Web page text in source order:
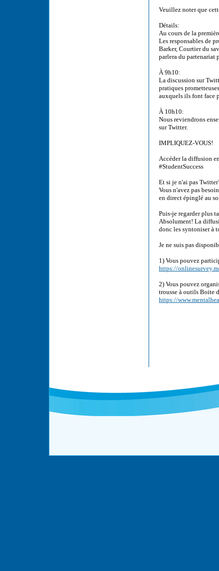
Veuillez noter que
Détails:
Au cours de la
Les responsables de
Barker, Courtier du
parlera du partenariat
À 9h10:
La discussion sur
pratiques
auxquels ils font face
À 10h10:
Nous reviendrons
sur Twitter.
IMPLIQUEZ-VOUS!
Accéder la diffusion
#StudentSuccess
Et si je n'ai pas
Vous n'avez pas
en direct épinglé au
Puis-je regarder plus
Absolument! La
donc les syntoniser à
Je ne suis pas
1) Vous pouvez
https://
2) Vous pouvez
trousse à outils Boite
https://